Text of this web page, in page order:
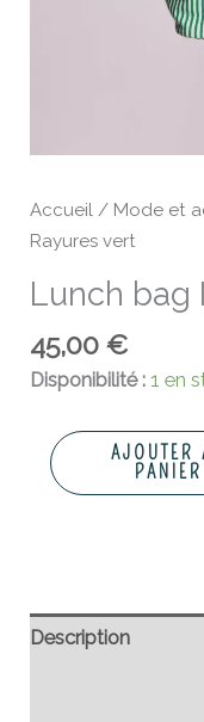
Accueil / Mode et
Rayures vert
Lunch bag
45,00€
Disponibilité : 1 en
AJOUTER
PANIER
Description